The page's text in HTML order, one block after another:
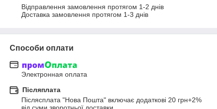
Відправлення замовлення протягом 1-2 днів
Доставка замовлення протягом 1-3 днів
Способи оплати
Электронная оплата
Післяплата
Післясплата "Нова Пошта" включає додаткові 20 грн+2%